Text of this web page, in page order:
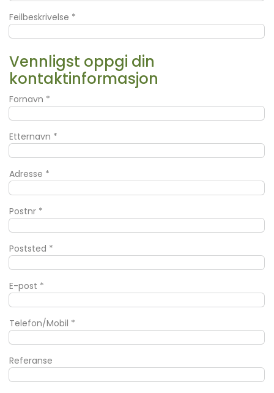
Feilbeskrivelse *
Vennligst oppgi din
kontaktinformasjon
Fornavn *
Etternavn *
Adresse *
Postnr *
Poststed *
E-post *
Telefon/Mobil *
Referanse